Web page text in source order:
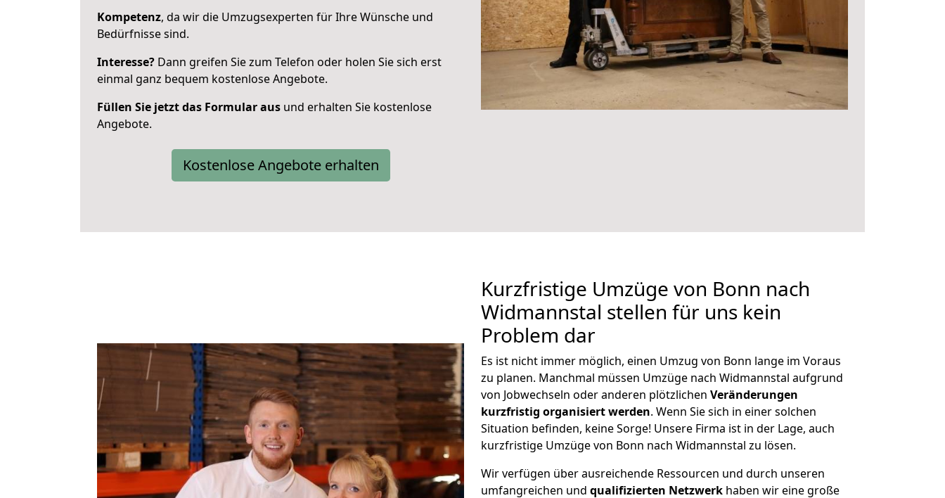
Kompetenz, da wir die Umzugsexperten für Ihre Wünsche und
Bedürfnisse sind.
Interesse? Dann greifen Sie zum Telefon oder holen Sie sich erst
einmal ganz bequem kostenlose Angebote.
Füllen Sie jetzt das Formular aus und erhalten Sie kostenlose
Angebote.
Kostenlose Angebote erhalten
Kurzfristige Umzüge von Bonn nach
Widmannstal stellen für uns kein
Problem dar
Es ist nicht immer möglich, einen Umzug von Bonn lange im Voraus
zu planen. Manchmal müssen Umzüge nach Widmannstal aufgrund
von Jobwechseln oder anderen plötzlichen Veränderungen
kurzfristig organisiert werden. Wenn Sie sich in einer solchen
Situation befinden, keine Sorge! Unsere Firma ist in der Lage, auch
kurzfristige Umzüge von Bonn nach Widmannstal zu lösen.
Wir verfügen über ausreichende Ressourcen und durch unseren
umfangreichen und qualifizierten Netzwerk haben wir eine große